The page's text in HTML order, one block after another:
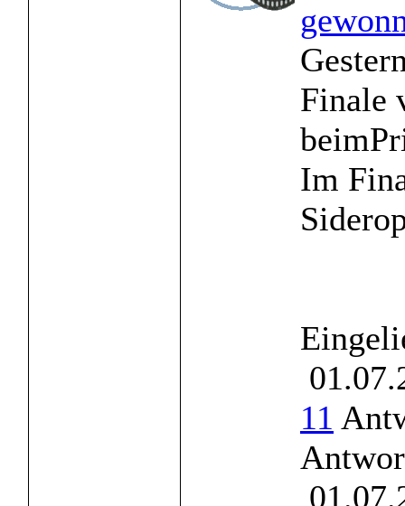
Finale
Im
11